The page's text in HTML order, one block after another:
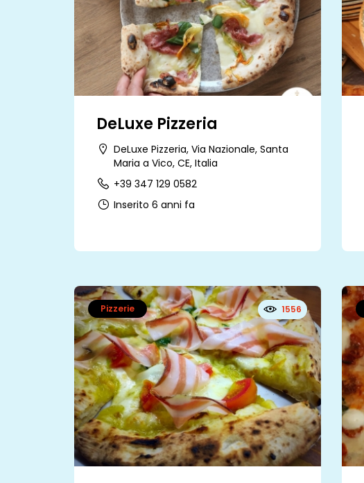
DeLuxe Pizzeria
DeLuxe Pizzeria, Via Nazionale, Santa
Maria a Vico, CE, Italia
+39 347 129 0582
Inserito 6 anni fa
Pizzerie 1556